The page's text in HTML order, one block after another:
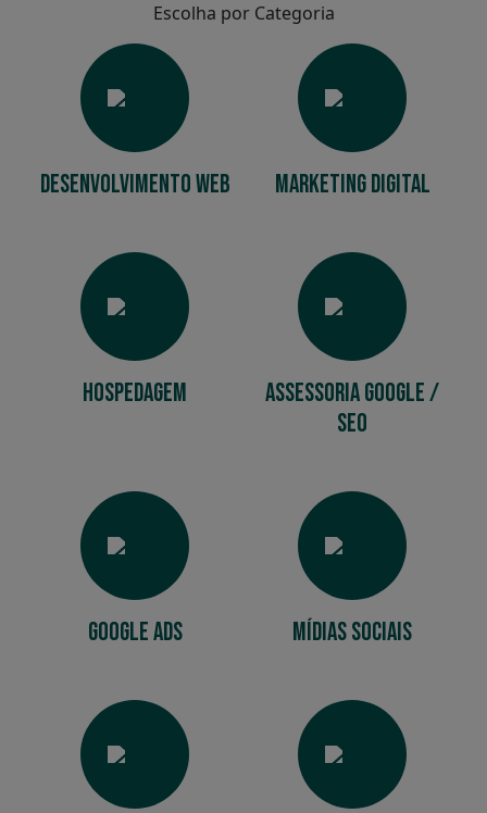
Escolha por Categoria
Desenvolvimento Web Marketing Digital
Hospedagem
Assessoria Google /
SEO
Google ADS Mídias Sociais